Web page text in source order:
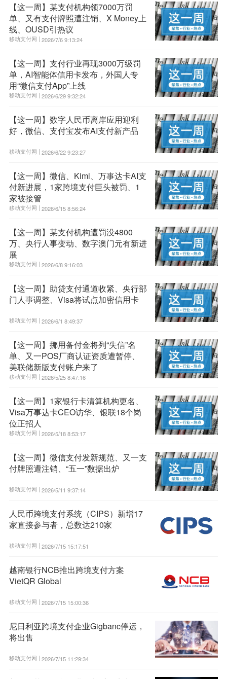
【这一周】某支付机构领7000万罚
单、又有支付牌照遭注销、X Money上
线、OUSD引热议
移动支付网 | 2026/7/6 9:13:24
【这一周】支付行业再现3000万级罚
单，AI智能体信用卡发布，外国人专
用“微信支付App”上线
移动支付网 | 2026/6/29 9:32:24
【这一周】数字人民币离岸应用迎利
好，微信、支付宝发布AI支付新产品
移动支付网 | 2026/6/22 9:23:27
【这一周】微信、Kimi、万事达卡AI支
付新进展，1家跨境支付巨头被罚、1
家被接管
移动支付网 | 2026/6/15 8:56:24
【这一周】某支付机构遭罚没4800
万、央行人事变动、数字澳门元有新进
展
移动支付网 | 2026/6/8 9:16:03
【这一周】助贷支付通道收紧、央行部
门人事调整、Visa将试点加密信用卡
移动支付网 | 2026/6/1 8:49:37
【这一周】挪用备付金将列“失信”名
单、又一POS厂商认证资质遭暂停、
美联储新版支付账户来了
移动支付网 | 2026/5/25 8:47:16
【这一周】1家银行卡清算机构更名、
Visa万事达卡CEO访华、银联18个岗
位正招人
移动支付网 | 2026/5/18 8:53:17
【这一周】微信支付发新规范、又一支
付牌照遭注销、“五一”数据出炉
移动支付网 | 2026/5/11 9:37:14
人民币跨境支付系统（CIPS）新增17
家直接参与者，总数达210家
移动支付网 | 2026/7/15 15:17:51
越南银行NCB推出跨境支付方案
VietQR Global
移动支付网 | 2026/7/15 15:00:36
尼日利亚跨境支付企业Gigbanc停运，
将出售
移动支付网 | 2026/7/15 11:29:34